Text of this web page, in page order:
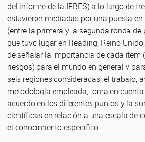
del informe de la IPBES) a lo largo de
estuvieron mediadas por una puesta
(entre la primera y la segunda ronda de
que tuvo lugar en Reading, Reino
de señalar la importancia de cada ítem
riesgos) para el mundo en general y
seis regiones consideradas, el trabajo,
metodología empleada, toma en
acuerdo en los diferentes puntos y la
científicas en relación a una escala de
el conocimiento específico.